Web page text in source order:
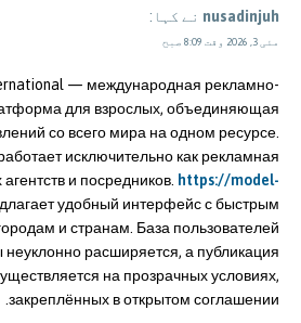
nusadinjuh نے کہا:
مئی 3, 2026 وقت 8:09 صبح
— международная рекламно-
для взрослых, объединяющая
со всего мира на одном ресурсе.
исключительно как рекламная
и посредников. https://model-
удобный интерфейс с быстрым
и странам. База пользователей
расширяется, а публикация
на прозрачных условиях,
закреплённых в открытом соглашении.